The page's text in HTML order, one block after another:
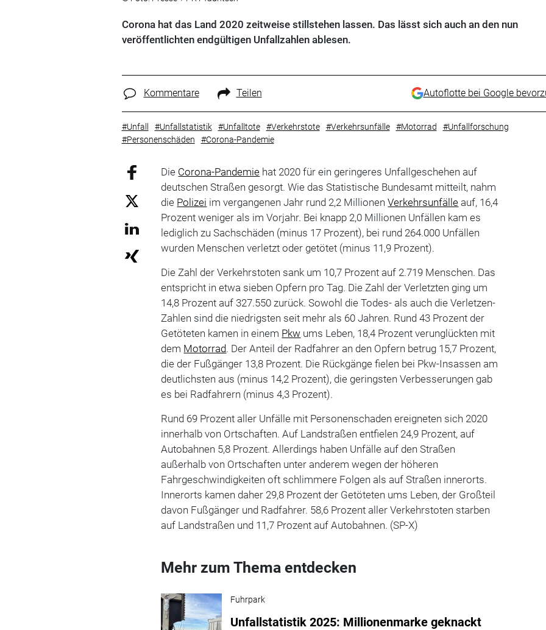
Corona hat das Land 2020 zeitweise stillstehen lassen. Das lässt sich auch an den nun
veröffentlichten endgültigen Unfallzahlen ablesen.
Kommentare Teilen Autoflotte bei Google
#Unfall #Unfallstatistik #Unfalltote #Verkehrstote #Verkehrsunfälle #Motorrad
#Unfallforschung
#Personenschäden
#Corona-Pandemie
Die Corona-Pandemie hat 2020 für ein geringeres Unfallgeschehen auf
deutschen Straßen gesorgt. Wie das Statistische Bundesamt mitteilt, nahm
die Polizei im vergangenen Jahr rund 2,2 MillionenVerkehrsunfälle auf, 16,4
Prozent weniger als im Vorjahr. Bei knapp 2,0 Millionen Unfällen kam es
lediglich zu Sachschäden (minus 17 Prozent), bei rund 264.000 Unfällen
wurden Menschen verletzt oder getötet (minus 11,9 Prozent).
Die Zahl der Verkehrstoten sank um 10,7 Prozent auf 2.719 Menschen. Das
entspricht in etwa sieben Opfern pro Tag. Die Zahl der Verletzten ging um
14,8 Prozent auf 327.550 zurück. Sowohl die Todes- als auch die Verletzen-
Zahlen sind die niedrigsten seit mehr als 60 Jahren. Rund 43 Prozent der
Getöteten kamen in einem Pkw ums Leben, 18,4 Prozent verunglückten mit
dem Motorrad. Der Anteil der Radfahrer an den Opfern betrug 15,7 Prozent,
die der Fußgänger 13,8 Prozent. Die Rückgänge fielen bei Pkw-Insassen am
deutlichsten aus (minus 14,2 Prozent), die geringsten Verbesserungen gab
es bei Radfahrern (minus 4,3 Prozent).
Rund 69 Prozent aller Unfälle mit Personenschaden ereigneten sich 2020
innerhalb von Ortschaften. Auf Landstraßen entfielen 24,9 Prozent, auf
Autobahnen 5,8 Prozent. Allerdings haben Unfälle auf den Straßen
außerhalb von Ortschaften unter anderem wegen der höheren
Fahrgeschwindigkeiten oft schlimmere Folgen als auf Straßen innerorts.
Innerorts kamen daher 29,8 Prozent der Getöteten ums Leben, der Großteil
davon Fußgänger und Radfahrer. 58,6 Prozent aller Verkehrstoten starben
auf Landstraßen und 11,7 Prozent auf Autobahnen. (SP-X)
Mehr zum Thema entdecken
Fuhrpark
Unfallstatistik 2025: Millionenmarke geknackt